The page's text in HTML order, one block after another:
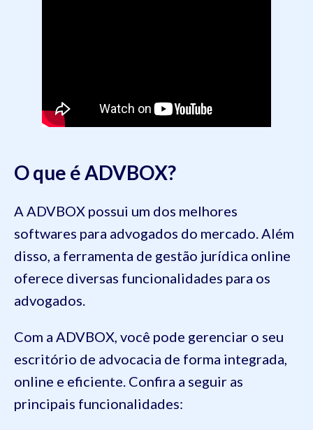
O que é ADVBOX?
A ADVBOX possui um dos melhores
softwares para advogados do mercado. Além
disso, a ferramenta de gestão jurídica online
oferece diversas funcionalidades para os
advogados.
Com a ADVBOX, você pode gerenciar o seu
escritório de advocacia de forma integrada,
online e eficiente. Confira a seguir as
principais funcionalidades: